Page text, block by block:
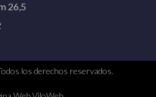
26,5
los derechos reservados.